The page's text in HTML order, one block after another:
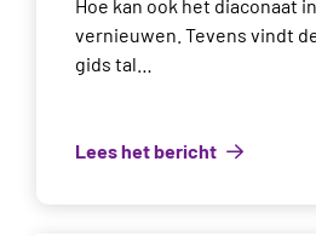
Hoe kan ook het diaconaat
vernieuwen. Tevens vindt
gids tal…
Lees het bericht